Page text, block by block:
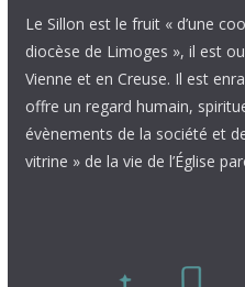
Le Sillon est le fruit « d’une
diocèse de Limoges », il est
Vienne et en Creuse. Il est
offre un regard humain,
évènements de la société et
vitrine » de la vie de l’Église